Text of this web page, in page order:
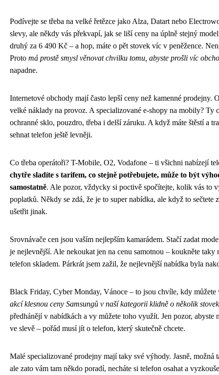
Podívejte se třeba na velké řetězce jako Alza, Datart nebo
slevy, ale někdy vás překvapí, jak se liší ceny na úplně stejný
druhý za 6 490 Kč – a hop, máte o pět stovek víc v peněžence.
Proto má prostě smysl věnovat chvilku tomu, abyste prošli víc
napadne.
Internetové obchody mají často lepší ceny než kamenné prodejny.
velké náklady na provoz. A specializované e-shopy na mobily? Ty
ochranné sklo, pouzdro, třeba i delší záruku. A když máte štěstí a
sehnat telefon ještě levněji.
Co třeba operátoři? T-Mobile, O2, Vodafone – ti všichni nabízejí
chytře sladíte s tarifem, co stejně potřebujete, může to být
samostatně. Ale pozor, vždycky si poctivě spočítejte, kolik vás to
poplatků. Někdy se zdá, že je to super nabídka, ale když to sečtete
ušetřit jinak.
Srovnávače cen jsou vaším nejlepším kamarádem. Stačí zadat
je nejlevnější. Ale nekoukat jen na cenu samotnou – koukněte taky
telefon skladem. Párkrát jsem zažil, že nejlevnější nabídka byla
Black Friday, Cyber Monday, Vánoce – to jsou chvíle, kdy
akcí klesnou ceny Samsungů v naší kategorii klidně o několik
předhánějí v nabídkách a vy můžete toho využít. Jen pozor, abyste
ve slevě – pořád musí jít o telefon, který skutečně chcete.
Malé specializované prodejny mají taky své výhody. Jasně, možná
ale zato vám tam někdo poradí, necháte si telefon osahat a